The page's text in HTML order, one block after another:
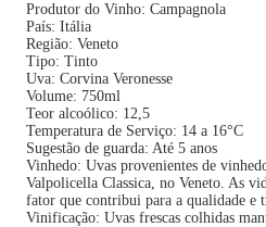
Produtor do Vinho: Campagnola
País: Itália
Região: Veneto
Tipo: Tinto
Uva: Corvina Veronesse
Volume: 750ml
Teor alcoólico: 12,5
Temperatura de Serviço: 14 a 16°C
Sugestão de guarda: Até 5 anos
Vinhedo: Uvas provenientes de
Valpolicella Classica, no Veneto. As
fator que contribui para a qualidade e
Vinificação: Uvas frescas colhidas